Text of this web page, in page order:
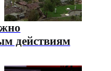
действиям